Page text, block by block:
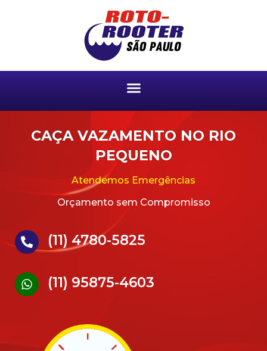
CAÇA VAZAMENTO NO RIO
PEQUENO
Atendemos Emergências
Orçamento sem Compromisso
(11) 4780-5825
(11) 95875-4603